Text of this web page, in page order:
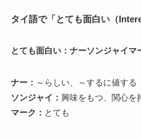
タイ語で「とても面白い（
とても面白い：ナーソンジャイマ
ナー： ～らしい、～するに値する
ソンジャイ： 興味をもつ、関心を
マーク： とても